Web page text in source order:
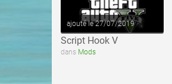
ajouté le 27/07/2019
Script Hook V
dans Mods